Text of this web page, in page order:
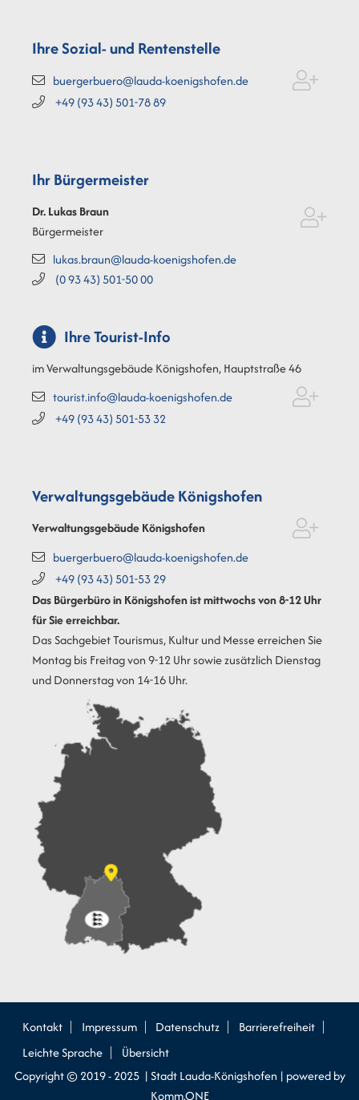
Ihre Sozial- und Rentenstelle
buergerbuero@lauda-koenigshofen.de
+49 (9343) 501-7889
Ihr Bürgermeister
Dr. LukasBraun
Bürgermeister
lukas.braun@lauda-koenigshofen.de
(09343) 501-5000
Ihre Tourist-Info
im Verwaltungsgebäude Königshofen, Hauptstraße 46
tourist.info@lauda-koenigshofen.de
+49 (9343) 501-5332
Verwaltungsgebäude Königshofen
Verwaltungsgebäude Königshofen
buergerbuero@lauda-koenigshofen.de
+49 (9343) 501-5329
Das Bürgerbüro in Königshofen ist mittwochs von 8-12 Uhr
für Sie erreichbar.
Das Sachgebiet Tourismus, Kultur und Messe erreichen Sie
Montag bis Freitag von 9-12 Uhr sowie zusätzlich Dienstag
und Donnerstag von 14-16 Uhr.
Kontakt Impressum Datenschutz
Barrierefreiheit
Leichte Sprache
Übersicht
Copyright © 2019 - 2025 | Stadt Lauda-Königshofen | powered by
Komm.ONE